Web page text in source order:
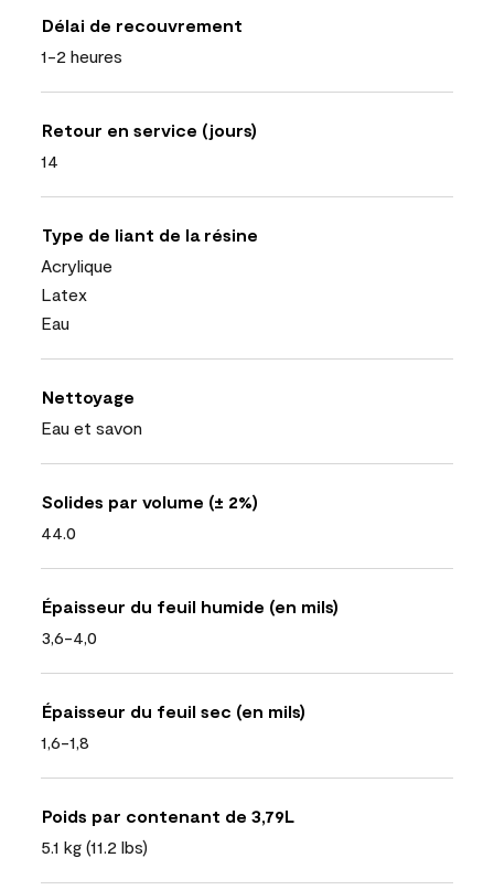
Délai de recouvrement
1-2 heures
Retour en service (jours)
14
Type de liant de la résine
Acrylique
Latex
Eau
Nettoyage
Eau et savon
Solides par volume (± 2%)
44.0
Épaisseur du feuil humide (en mils)
3,6-4,0
Épaisseur du feuil sec (en mils)
1,6-1,8
Poids par contenant de 3,79L
5.1 kg (11.2 lbs)